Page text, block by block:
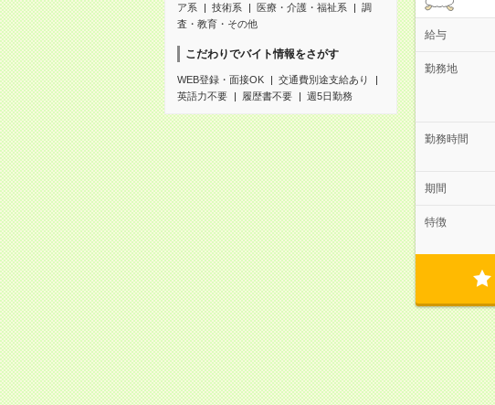
ア系
技術系 医療・介護・福祉系
調
査・教育・その他
こだわりでバイト情報をさがす
WEB登録・面接OK
交通費別途支給あり
英語力不要
履歴書不要 週5日勤務
給与
勤務地
勤務時間
期間
特徴